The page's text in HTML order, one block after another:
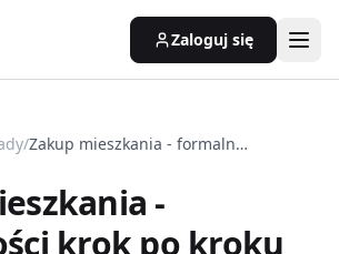
Zaloguj się
/ Zakup mieszkania - formalności krok po kroku
-
krok po kroku